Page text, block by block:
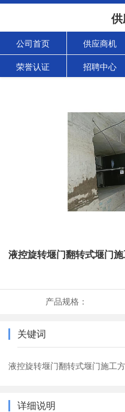
供
公司首页 供应商机
荣誉认证 招聘中心
液控旋转堰门翻转式堰门
产品规格：
关键词
液控旋转堰门翻转式堰门施工
详细说明